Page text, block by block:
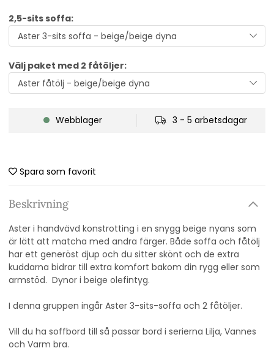
2,5-sits soffa:
Välj paket med 2 fåtöljer:
Webblager 3 - 5 arbetsdagar
Spara som favorit
Beskrivning
Aster i handvävd konstrotting i en snygg beige nyans som
är lätt att matcha med andra färger. Både soffa och fåtölj
har ett generöst djup och du sitter skönt och de extra
kuddarna bidrar till extra komfort bakom din rygg eller som
armstöd. Dynor i beige olefintyg.
I denna gruppen ingår Aster 3-sits-soffa och 2 fåtöljer.
Vill du ha soffbord till så passar bord i serierna Lilja, Vannes
och Varm bra.